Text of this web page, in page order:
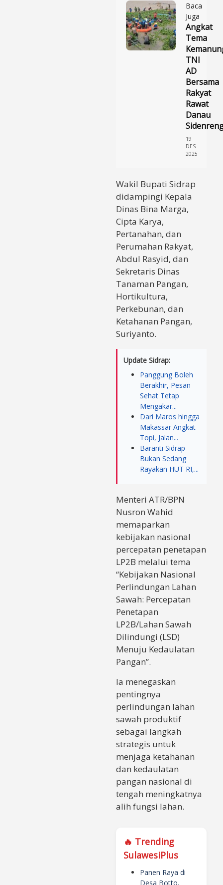
Baca
Juga
Angkat
Tema
TNI
AD
Bersama
Rakyat
Rawat
Danau
19
DES
2025
Wakil Bupati Sidrap
didampingi Kepala
Dinas Bina Marga,
Cipta Karya,
Pertanahan, dan
Perumahan Rakyat,
Abdul Rasyid, dan
Sekretaris Dinas
Tanaman Pangan,
Hortikultura,
Perkebunan, dan
Ketahanan Pangan,
Suriyanto.
Update Sidrap:
Panggung Boleh
Berakhir, Pesan
Sehat Tetap
Mengakar...
Dari Maros hingga
Makassar Angkat
Topi, Jalan...
Baranti Sidrap
Bukan Sedang
Rayakan HUT RI,...
Menteri ATR/BPN
Nusron Wahid
memaparkan
kebijakan nasional
percepatan penetapan
LP2B melalui tema
“Kebijakan Nasional
Perlindungan Lahan
Sawah: Percepatan
Penetapan
LP2B/Lahan Sawah
Dilindungi (LSD)
Menuju Kedaulatan
Pangan”.
Ia menegaskan
pentingnya
perlindungan lahan
sawah produktif
sebagai langkah
strategis untuk
menjaga ketahanan
dan kedaulatan
pangan nasional di
tengah meningkatnya
alih fungsi lahan.
🔥 Trending
SulawesiPlus
Panen Raya di
Desa Botto,